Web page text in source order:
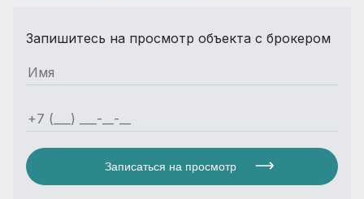
Запишитесь на просмотр объекта с брокером
Записаться на просмотр